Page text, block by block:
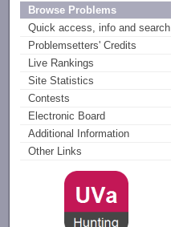
Browse Problems
Quick access, info and search
Problemsetters' Credits
Live Rankings
Site Statistics
Contests
Electronic Board
Additional Information
Other Links